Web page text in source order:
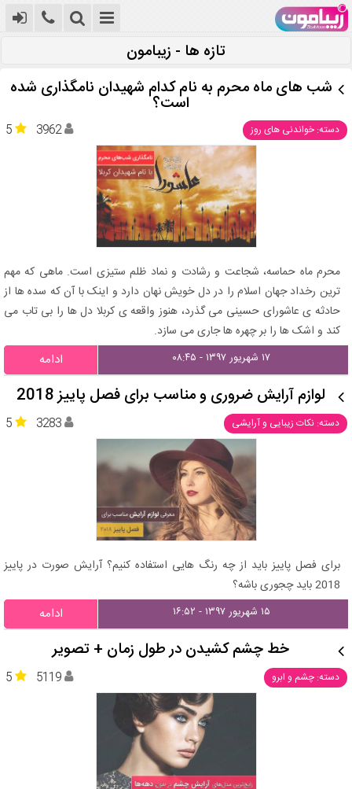
تازه ها - زیبامون
شب های ماه محرم به نام کدام شهیدان نامگذاری شده
است؟
دسته: خواندنی های روز 5 3962
محرم ماه حماسه، شجاعت و رشادت و نماد ظلم ستیزی است. ماهی که مهم
ترین رخداد جهان اسلام را در دل خویش نهان دارد و اینک با آن که سده ها از
حادثه ی عاشورای حسینی می گذرد، هنوز واقعه ی کربلا دل ها را بی تاب می
کند و اشک ها را بر چهره ها جاری می سازد.
۱۷ شهریور ۱۳۹۷ - ۰۸:۴۵ ادامه
لوازم آرایش ضروری و مناسب برای فصل پاییز 2018
دسته: نکات زیبایی و آرایشی 5 3283
برای فصل پاییز باید از چه رنگ هایی استفاده کنیم؟ آرایش صورت در پاییز
2018 باید چجوری باشه؟
۱۵ شهریور ۱۳۹۷ - ۱۶:۵۲ ادامه
خط چشم کشیدن در طول زمان + تصویر
دسته: چشم و ابرو 5 5119